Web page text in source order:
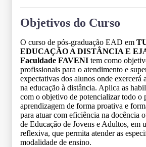
Objetivos do Curso
O curso de pós-graduação EAD em
EDUCAÇÃO A DISTÂNCIA E
Faculdade FAVENI tem como
profissionais para o atendimento e
expectativas dos alunos onde exercerá
na educação à distância. Aplica as
com o objetivo de potencializar todo o
aprendizagem de forma proativa e
para atuar com eficiência na docência
de Educação de Jovens e Adultos, em
reflexiva, que permita atender as
modalidade de ensino.